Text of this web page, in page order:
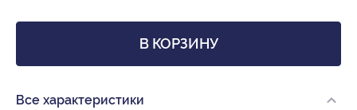
В КОРЗИНУ
Все характеристики